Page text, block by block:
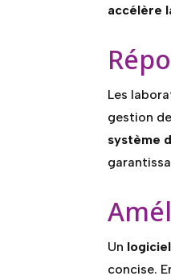
accélère
Les
gestion
système
Un
concise.